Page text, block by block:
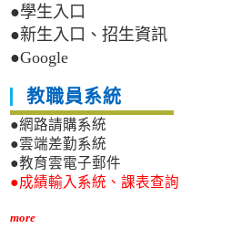
●學生入口
●新生入口、招生資訊
●Google
教職員系統
●網路請購系統
●雲端差勤系統
●教育雲電子郵件
●成績輸入系統、課表查詢
more